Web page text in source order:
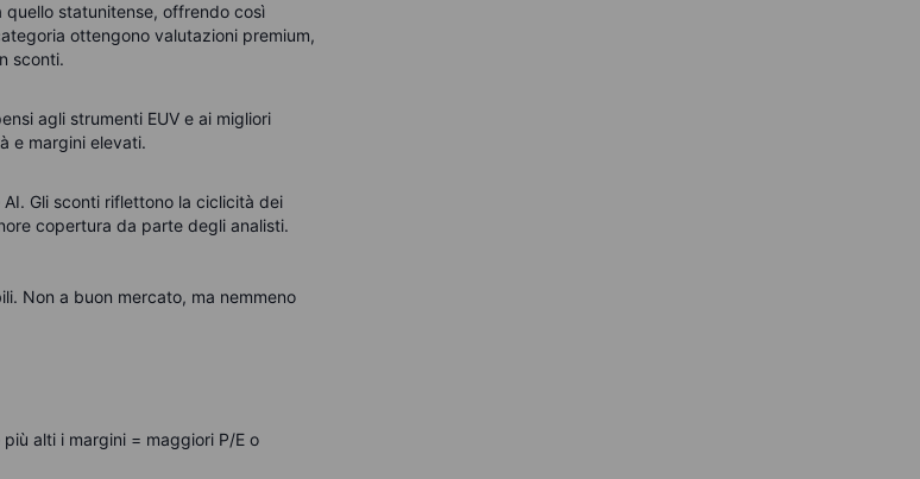
statunitense, offrendo così
ottengono valutazioni premium,
sconti.
agli strumenti EUV e ai migliori
e margini elevati.
Gli sconti riflettono la ciclicità dei
copertura da parte degli analisti.
Non a buon mercato, ma nemmeno
alti i margini = maggiori P/E o